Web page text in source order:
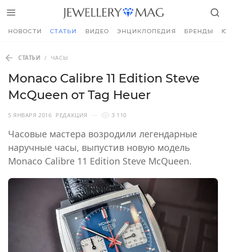
НОВОСТИ СТАТЬИ ВИДЕО ЭНЦИКЛОПЕДИЯ БРЕНДЫ
СТАТЬИ / ЧАСЫ
Monaco Calibre 11 Edition Steve
McQueen от Tag Heuer
5 ЯНВАРЯ 2016 РЕДАКЦИЯ 3 110
Часовые мастера возродили легендарные
наручные часы, выпустив новую модель
Monaco Calibre 11 Edition Steve McQueen.